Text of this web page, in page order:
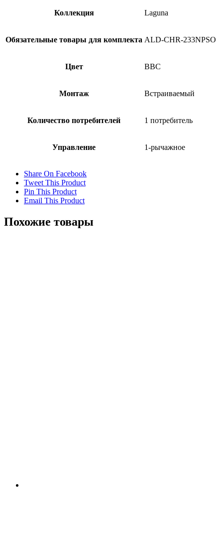
Коллекция Laguna
Обязательные товары для комплекта ALD-CHR-233NPSO
Цвет BBC
Монтаж Встраиваемый
Количество потребителей 1 потребитель
Управление 1-рычажное
Share On Facebook
Tweet This Product
Pin This Product
Email This Product
Похожие товары